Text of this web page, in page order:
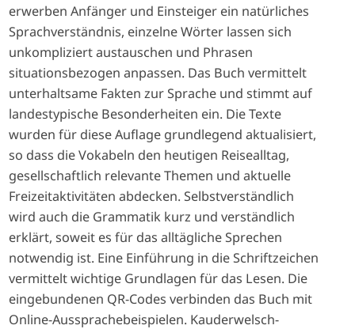
erwerben Anfänger und Einsteiger ein natürliches
Sprachverständnis, einzelne Wörter lassen sich
unkompliziert austauschen und Phrasen
situationsbezogen anpassen. Das Buch vermittelt
unterhaltsame Fakten zur Sprache und stimmt auf
landestypische Besonderheiten ein. Die Texte
wurden für diese Auflage grundlegend aktualisiert,
so dass die Vokabeln den heutigen Reisealltag,
gesellschaftlich relevante Themen und aktuelle
Freizeitaktivitäten abdecken. Selbstverständlich
wird auch die Grammatik kurz und verständlich
erklärt, soweit es für das alltägliche Sprechen
notwendig ist. Eine Einführung in die Schriftzeichen
vermittelt wichtige Grundlagen für das Lesen. Die
eingebundenen QR-Codes verbinden das Buch mit
Online-Aussprachebeispielen. Kauderwelsch-